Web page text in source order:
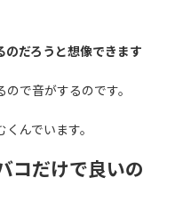
だろうと想像できます
で音がするのです。
んでいます。
コだけで良いの